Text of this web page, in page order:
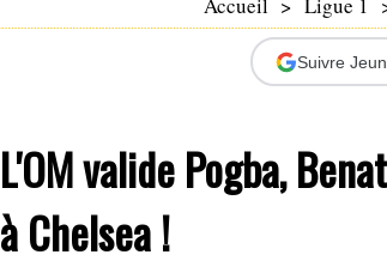
Suivre
L'OM valide Pogba,
à Chelsea !